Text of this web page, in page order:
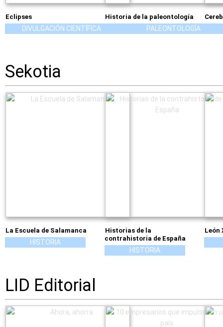
Eclipses
DIVULGACIÓN CIENTÍFICA
Historia de la paleontología
PALEONTOLOGÍA
Sekotia
La Escuela de Salamanca
HISTORIA
Historias de la
contrahistoria de España
HISTORIA
León
LID Editorial